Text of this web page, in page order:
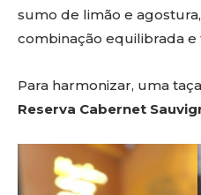
sumo de limão e
combinação equilibrada e
Para harmonizar, uma
Reserva Cabernet